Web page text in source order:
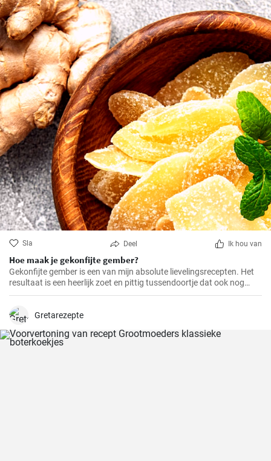
Sla Deel Ik hou van
Hoe maak je gekonfijte gember?
Gekonfijte gember is een van mijn absolute lievelingsrecepten. Het
resultaat is een heerlijk zoet en pittig tussendoortje dat ook nog
eens goed is voor je spijsvertering. Het is helemaal zelfgemaakt en
maken, je hebt alleen een beetje geduld en tijd nodig.
Gretarezepte